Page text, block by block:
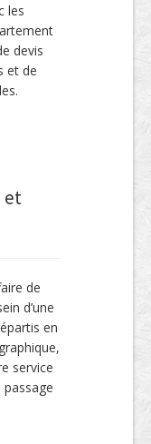
les
devis
et de
et
de
d’une
en
service